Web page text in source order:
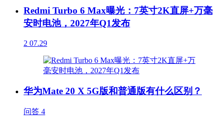
Redmi Turbo 6 Max曝光：7英寸2K直屏+万毫
安时电池，2027年Q1发布
2 07.29
华为Mate 20 X 5G版和普通版有什么区别？
问答 4